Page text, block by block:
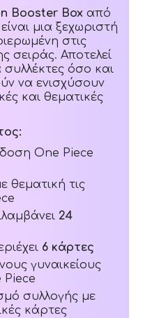
Booster Box από
είναι μια ξεχωριστή
στις
σειράς. Αποτελεί
συλλέκτες όσο και
να ενισχύσουν
και θεματικές
One Piece
θεματική τις
24
6 κάρτες
γυναικείους
Piece
συλλογής με
κάρτες